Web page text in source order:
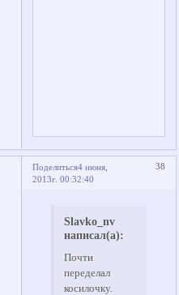
Поделиться 38
4 июня,
2013г. 00:32:40
Slavko_nv
написал(а):
Почти
переделал
косилочку.